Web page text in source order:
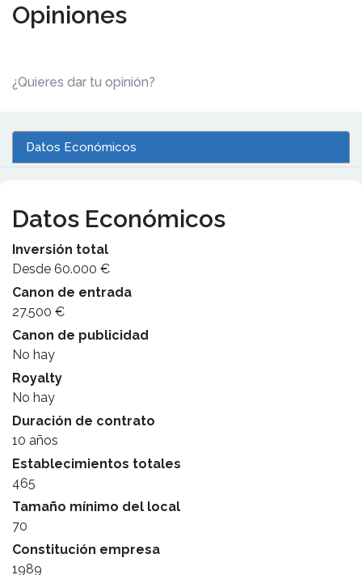
Opiniones
¿Quieres dar tu opinión?
Datos Económicos
Datos Económicos
Inversión total
Desde 60.000 €
Canon de entrada
27.500 €
Canon de publicidad
No hay
Royalty
No hay
Duración de contrato
10 años
Establecimientos totales
465
Tamaño mínimo del local
70
Constitución empresa
1989